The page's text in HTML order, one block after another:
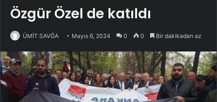
Özgür Özel de katıldı
ÜMİT SAVĞA Mayıs 6, 2024 0 0 Bir dakikadan az